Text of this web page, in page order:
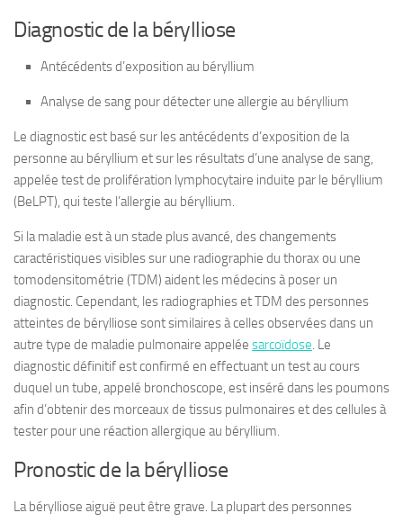
Diagnostic de la bérylliose
Antécédents d’exposition au béryllium
Analyse de sang pour détecter une allergie au béryllium
Le diagnostic est basé sur les antécédents d’exposition de la
personne au béryllium et sur les résultats d’une analyse de sang,
appelée test de prolifération lymphocytaire induite par le béryllium
(BeLPT), qui teste l’allergie au béryllium.
Si la maladie est à un stade plus avancé, des changements
caractéristiques visibles sur une radiographie du thorax ou une
tomodensitométrie (TDM) aident les médecins à poser un
diagnostic. Cependant, les radiographies et TDM des personnes
atteintes de bérylliose sont similaires à celles observées dans un
autre type de maladie pulmonaire appelée sarcoïdose. Le
diagnostic définitif est confirmé en effectuant un test au cours
duquel un tube, appelé bronchoscope, est inséré dans les poumons
afin d’obtenir des morceaux de tissus pulmonaires et des cellules à
tester pour une réaction allergique au béryllium.
Pronostic de la bérylliose
La bérylliose aiguë peut être grave. La plupart des personnes